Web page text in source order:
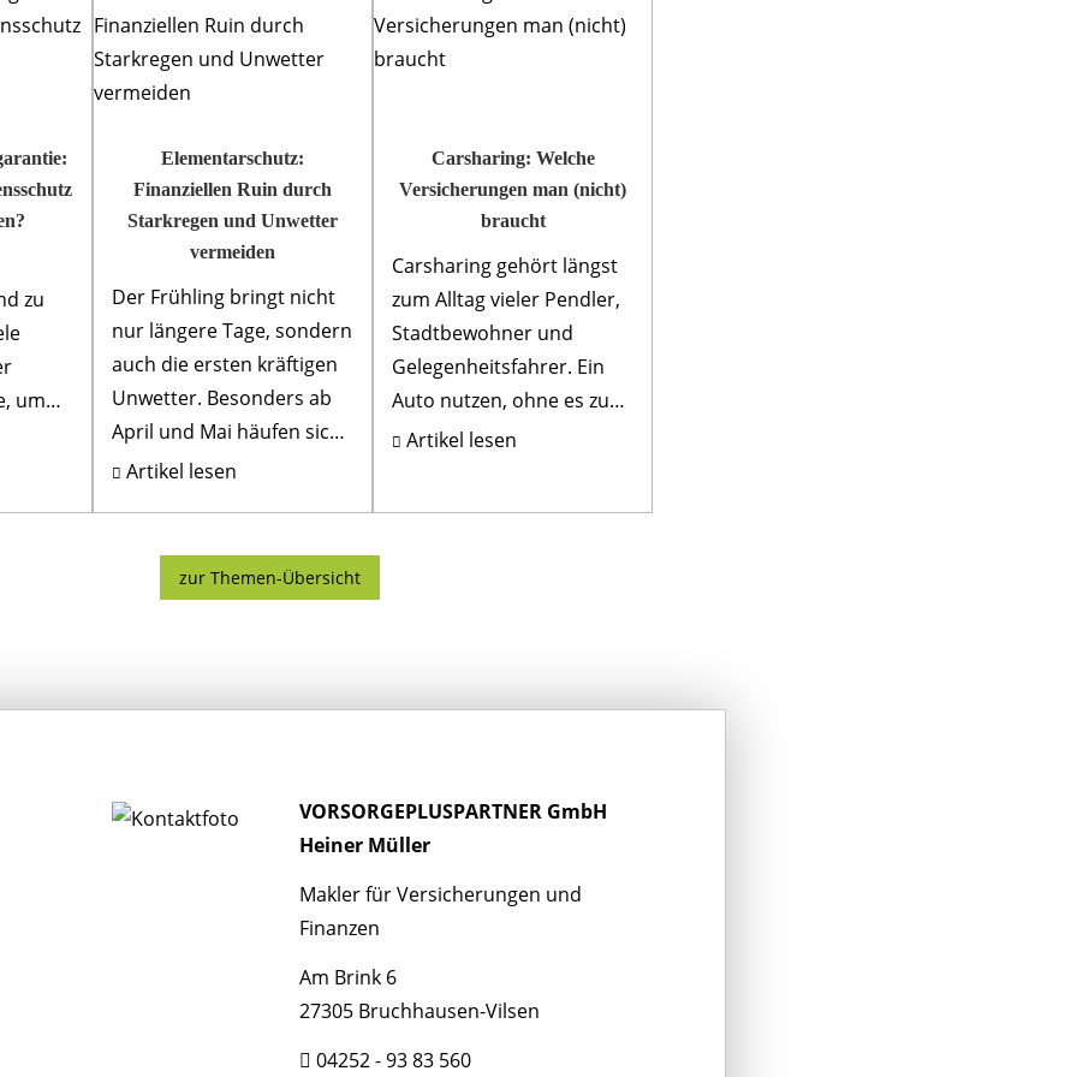
zu
um
Elementarschutz:
Finanziellen Ruin durch
Starkregen und Unwetter
vermeiden
Der Frühling bringt nicht
nur längere Tage, sondern
auch die ersten kräftigen
Unwetter. Besonders ab
April und Mai häufen sich
laut Statistik die
Artikel lesen
Carsharing: Welche
Versicherungen man (nicht)
braucht
Carsharing gehört längst
zum Alltag vieler Pendler,
Stadtbewohner und
Gelegenheitsfahrer. Ein
Auto nutzen, ohne es zu
besitzen – das spart
Artikel lesen
zur Themen-Übersicht
VORSORGEPLUSPARTNER GmbH
Heiner Müller
Makler für Versicherungen und
Finanzen
Am Brink 6
27305 Bruchhausen-Vilsen
04252 - 93 83 560